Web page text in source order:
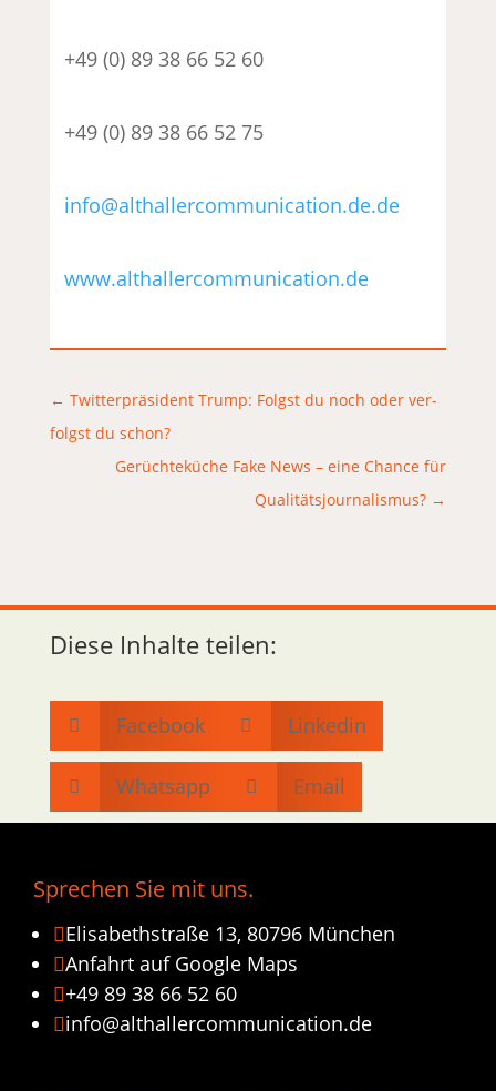
+49 (0) 89 38 66 52 60
+49 (0) 89 38 66 52 75
info@althallercommunication.de.de
www.althallercommunication.de
← Twitterpräsident Trump: Folgst du noch oder ver-
folgst du schon?
Gerüchteküche Fake News – eine Chance für
Qualitätsjournalismus? →
Diese Inhalte teilen:
 Facebook  Linkedin
 Whatsapp  Email
Sprechen Sie mit uns.
Elisabethstraße 13, 80796 München
Anfahrt auf Google Maps
+49 89 38 66 52 60
info@althallercommunication.de